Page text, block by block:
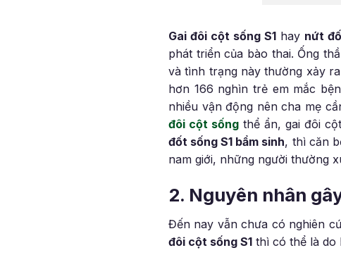
Gai đôi cột sống S1 hay nứt
phát triển của bào thai. Ống
và tình trạng này thường xảy
hơn 166 nghìn trẻ em mắc
nhiều vận động nên cha mẹ
đôi cột sống thể ẩn, gai đôi
đốt sống S1 bẩm sinh, thì căn
nam giới, những người thường
2. Nguyên nhân
Đến nay vẫn chưa có nghiên
đôi cột sống S1 thì có thể là do